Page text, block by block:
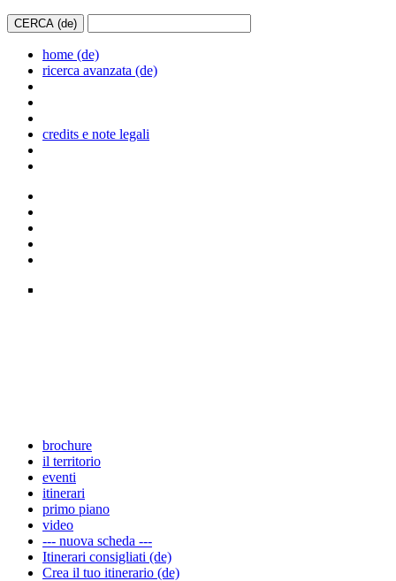
home (de)
ricerca avanzata (de)
credits e note legali
brochure
il territorio
eventi
itinerari
primo piano
video
--- nuova scheda ---
Itinerari consigliati (de)
Crea il tuo itinerario (de)